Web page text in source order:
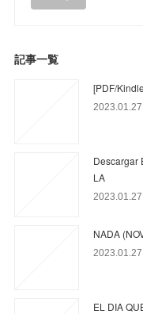
記事一覧
[PDF/
Descargar
LA
NADA
EL DIA